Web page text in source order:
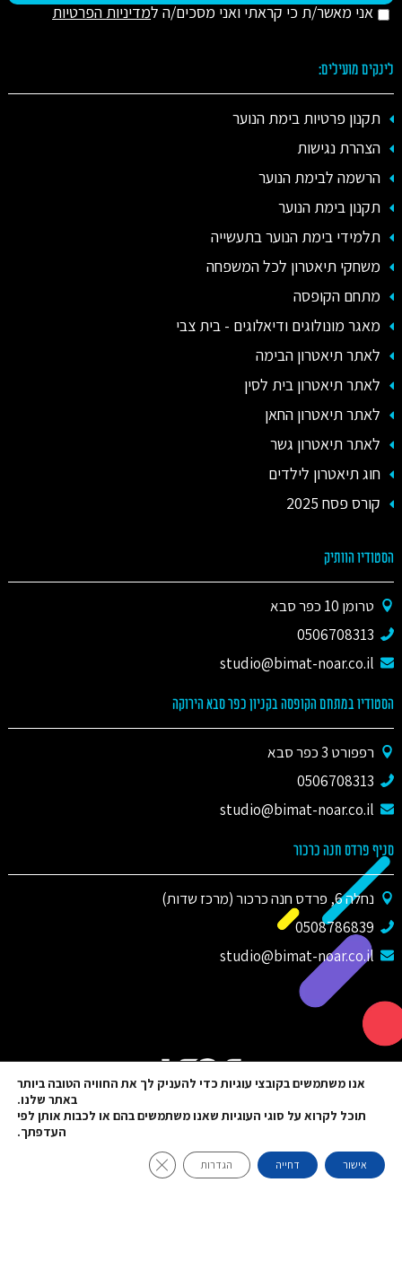
אני מאשר/ת כי קראתי ואני מסכים/ה למדיניות הפרטיות
לינקים מועילים:
תקנון פרטיות בימת הנוער
הצהרת נגישות
הרשמה לבימת הנוער
תקנון בימת הנוער
תלמידי בימת הנוער בתעשייה
משחקי תיאטרון לכל המשפחה
מתחם הקופסה
מאגר מונולוגים ודיאלוגים - בית צבי
לאתר תיאטרון הבימה
לאתר תיאטרון בית לסין
לאתר תיאטרון החאן
לאתר תיאטרון גשר
חוג תיאטרון לילדים
קורס פסח 2025
הסטודיו הוותיק
טרומן 10 כפר סבא
0506708313
studio@bimat-noar.co.il
הסטודיו במתחם הקופסה בקניון כפר סבא הירוקה
רפפורט 3 כפר סבא
0506708313
studio@bimat-noar.co.il
סניף פרדס חנה כרכור
נחלה 6, פרדס חנה כרכור (מרכז שדות)
0508786839
studio@bimat-noar.co.il
אנו משתמשים בקובצי עוגיות כדי להעניק לך את החוויה הטובה ביותר
באתר שלנו.
תוכל לקרוא על סוגי העוגיות שאנו משתמשים בהם או לכבות אותן לפי
העדפתך.
אישור דחייה הגדרות Close GDPR Cookie Banner